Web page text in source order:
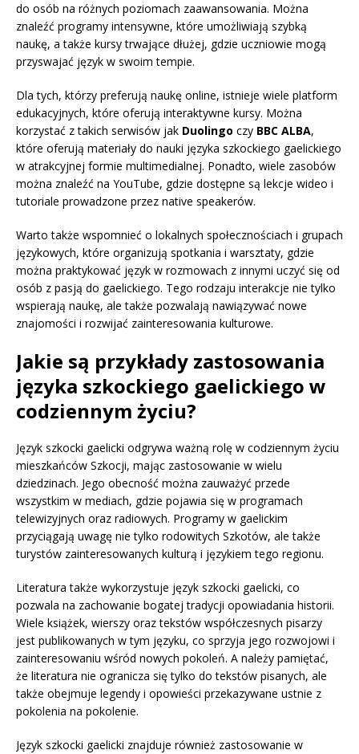
do osób na różnych poziomach zaawansowania. Można
znaleźć programy intensywne, które umożliwiają szybką
naukę, a także kursy trwające dłużej, gdzie uczniowie mogą
przyswajać język w swoim tempie.
Dla tych, którzy preferują naukę online, istnieje wiele platform
edukacyjnych, które oferują interaktywne kursy. Można
korzystać z takich serwisów jak Duolingo czy BBC ALBA,
które oferują materiały do nauki języka szkockiego gaelickiego
w atrakcyjnej formie multimedialnej. Ponadto, wiele zasobów
można znaleźć na YouTube, gdzie dostępne są lekcje wideo i
tutoriale prowadzone przez native speakerów.
Warto także wspomnieć o lokalnych społecznościach i grupach
językowych, które organizują spotkania i warsztaty, gdzie
można praktykować język w rozmowach z innymi uczyć się od
osób z pasją do gaelickiego. Tego rodzaju interakcje nie tylko
wspierają naukę, ale także pozwalają nawiązywać nowe
znajomości i rozwijać zainteresowania kulturowe.
Jakie są przykłady zastosowania
języka szkockiego gaelickiego w
codziennym życiu?
Język szkocki gaelicki odgrywa ważną rolę w codziennym życiu
mieszkańców Szkocji, mając zastosowanie w wielu
dziedzinach. Jego obecność można zauważyć przede
wszystkim w mediach, gdzie pojawia się w programach
telewizyjnych oraz radiowych. Programy w gaelickim
przyciągają uwagę nie tylko rodowitych Szkotów, ale także
turystów zainteresowanych kulturą i językiem tego regionu.
Literatura także wykorzystuje język szkocki gaelicki, co
pozwala na zachowanie bogatej tradycji opowiadania historii.
Wiele książek, wierszy oraz tekstów współczesnych pisarzy
jest publikowanych w tym języku, co sprzyja jego rozwojowi i
zainteresowaniu wśród nowych pokoleń. A należy pamiętać,
że literatura nie ogranicza się tylko do tekstów pisanych, ale
także obejmuje legendy i opowieści przekazywane ustnie z
pokolenia na pokolenie.
Język szkocki gaelicki znajduje również zastosowanie w